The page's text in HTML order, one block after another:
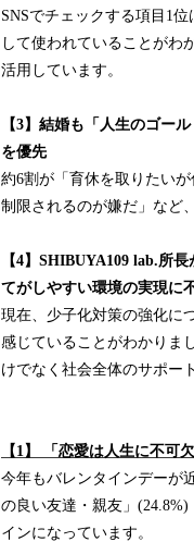
SNSでチェックする項目1
して使われていることがわ
活用しています。
【3】結婚も「人生のゴー
を優先
約6割が「育休を取りたい
制限されるのが嫌だ」など
【4】SHIBUYA109 lab.所
てがしやすい環境の実現に
現在、少子化対策の強化に
感じていることがわかりま
けでなく社会全体のサポー
【1】 「恋愛は人生に不可
今年もバレンタインデーが
の良い友達・親友」
インになっています。